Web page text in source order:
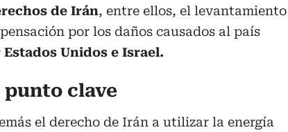
de Irán, entre ellos, el levantamiento
por los daños causados al país
Unidos e Israel.
clave
el derecho de Irán a utilizar la energía